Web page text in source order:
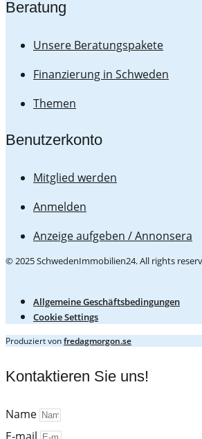
Beratung
Unsere Beratungspakete
Finanzierung in Schweden
Themen
Benutzerkonto
Mitglied werden
Anmelden
Anzeige aufgeben / Annonsera
© 2025 SchwedenImmobilien24. All rights
Allgemeine Geschäftsbedingungen
Cookie Settings
Produziert vonfredagmorgon.se
Kontaktieren Sie uns!
Name